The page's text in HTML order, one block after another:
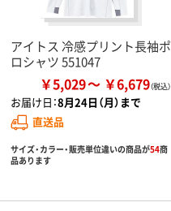
アイトス 冷感プリント長袖ポ
ロシャツ 551047
￥5,029 ￥6,679
お届け日：8月24日（月）まで
直送品
サイズ・カラー・販売単位違いの商品が54商
品あります